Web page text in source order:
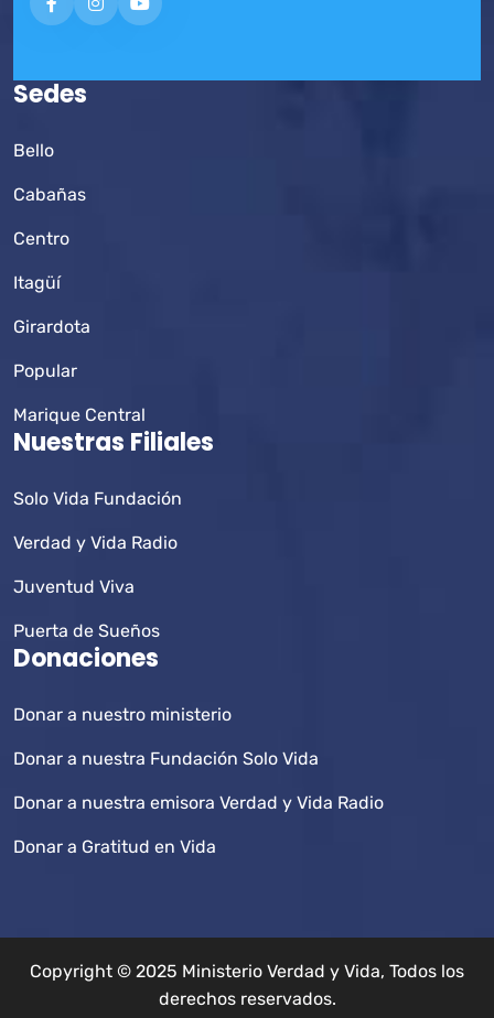
Sedes
Bello
Cabañas
Centro
Itagüí
Girardota
Popular
Marique Central
Nuestras Filiales
Solo Vida Fundación
Verdad y Vida Radio
Juventud Viva
Puerta de Sueños
Donaciones
Donar a nuestro ministerio
Donar a nuestra Fundación Solo Vida
Donar a nuestra emisora Verdad y Vida Radio
Donar a Gratitud en Vida
Copyright © 2025 Ministerio Verdad y Vida, Todos los
derechos reservados.